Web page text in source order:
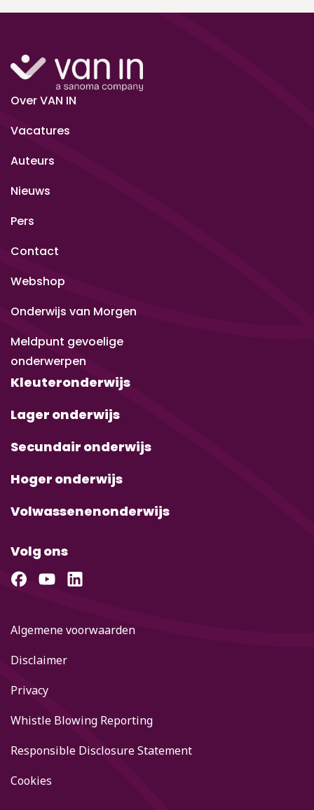
Over VAN IN
Vacatures
Auteurs
Nieuws
Pers
Contact
Webshop
Onderwijs van Morgen
Meldpunt gevoelige
onderwerpen
Kleuteronderwijs
Lager onderwijs
Secundair onderwijs
Hoger onderwijs
Volwassenenonderwijs
Volg ons
Algemene voorwaarden
Disclaimer
Privacy
Whistle Blowing Reporting
Responsible Disclosure Statement
Cookies